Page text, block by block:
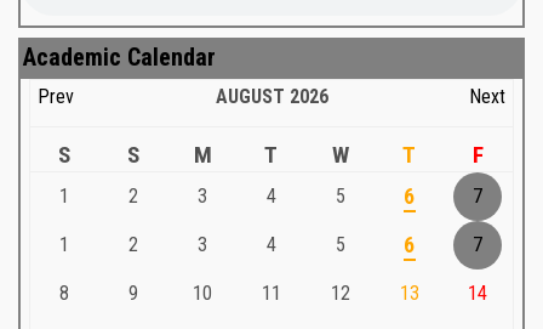
Academic Calendar
Prev AUGUST 2026 Next
S S M T W T F
1 2 3 4 5 6 7
1 2 3 4 5 6 7
8 9 10 11 12 13 14